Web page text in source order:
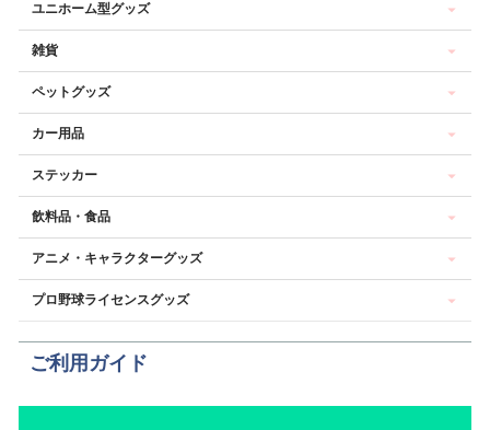
ユニホーム型グッズ
雑貨
ペットグッズ
カー用品
ステッカー
飲料品・食品
アニメ・キャラクターグッズ
プロ野球ライセンスグッズ
ご利用ガイド